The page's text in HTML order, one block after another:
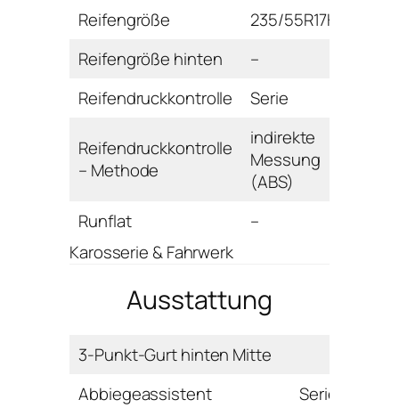
Reifengröße
235/55R17H
Reifengröße hinten
–
Reifendruckkontrolle
Serie
Reifendruckkontrolle
– Methode
indirekte
Messung
(ABS)
Runflat
–
Karosserie & Fahrwerk
Ausstattung
3-Punkt-Gurt hinten Mitte
Abbiegeassistent
Serie